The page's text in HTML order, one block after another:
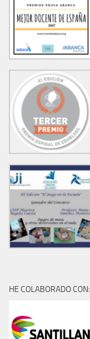
HE COLABORADO CON: